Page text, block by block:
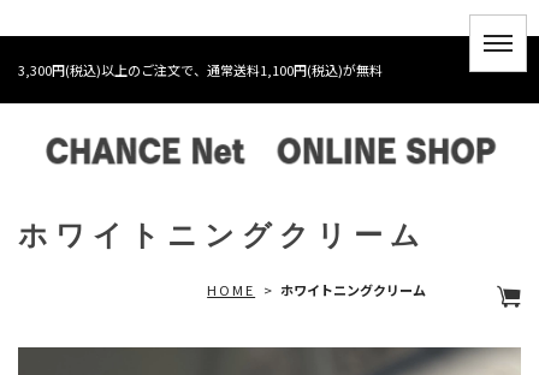
3,300円(税込)以上のご注文で、通常送料1,100円(税込)が無料
ホワイトニングクリーム
HOME > ホワイトニングクリーム